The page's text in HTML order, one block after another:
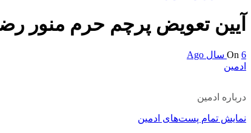
آیین تعویض پرچم حرم منور
On 6 سال Ago
ادمین
درباره ادمین
نمایش تمام پست‌های ادمین